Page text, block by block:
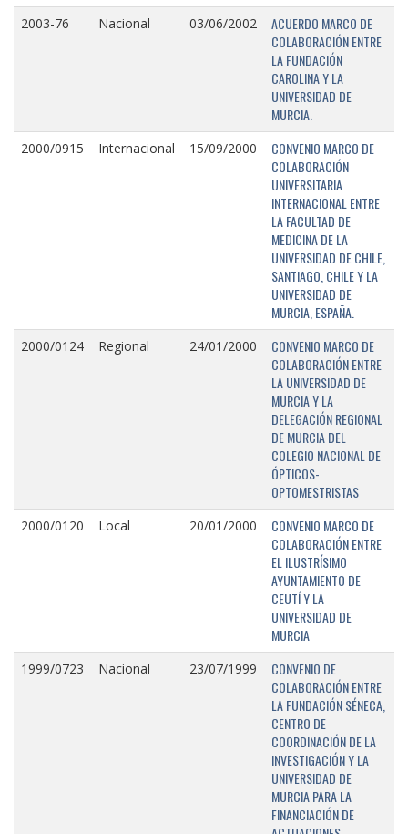
2003-76 Nacional 03/06/2002
ACUERDO MARCO DE
COLABORACIÓN ENTRE
LA FUNDACIÓN
CAROLINA Y LA
UNIVERSIDAD DE
MURCIA.
2000/0915 Internacional 15/09/2000
CONVENIO MARCO DE
COLABORACIÓN
UNIVERSITARIA
INTERNACIONAL ENTRE
LA FACULTAD DE
MEDICINA DE LA
UNIVERSIDAD DE CHILE,
SANTIAGO, CHILE Y LA
UNIVERSIDAD DE
MURCIA, ESPAÑA.
2000/0124 Regional 24/01/2000
CONVENIO MARCO DE
COLABORACIÓN ENTRE
LA UNIVERSIDAD DE
MURCIA Y LA
DELEGACIÓN REGIONAL
DE MURCIA DEL
COLEGIO NACIONAL DE
ÓPTICOS-
OPTOMESTRISTAS
2000/0120 Local 20/01/2000
CONVENIO MARCO DE
COLABORACIÓN ENTRE
EL ILUSTRÍSIMO
AYUNTAMIENTO DE
CEUTÍ Y LA
UNIVERSIDAD DE
MURCIA
1999/0723 Nacional 23/07/1999
CONVENIO DE
COLABORACIÓN ENTRE
LA FUNDACIÓN SÉNECA,
CENTRO DE
COORDINACIÓN DE LA
INVESTIGACIÓN Y LA
UNIVERSIDAD DE
MURCIA PARA LA
FINANCIACIÓN DE